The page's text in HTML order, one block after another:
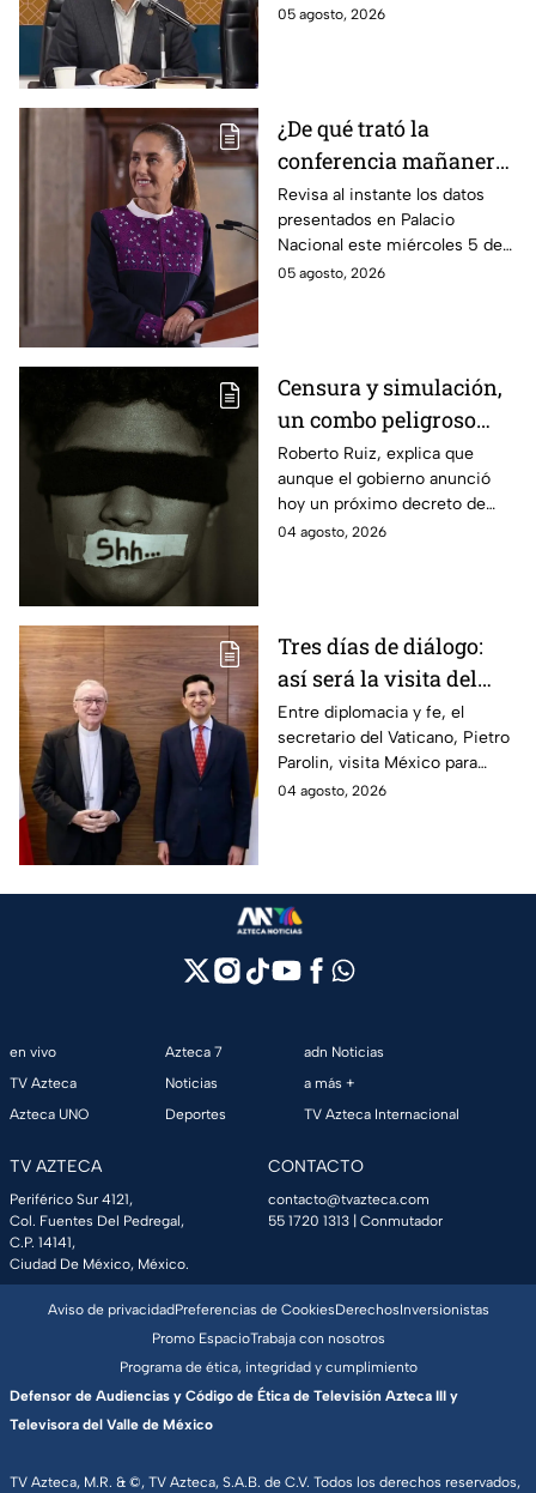
muy rico”, responde Óscar
05 agosto, 2026
¿De qué trató la
conferencia mañanera
este miércoles 5 de
agosto? Resumen EN
VIVO
Revisa al instante los datos
presentados en Palacio
Nacional este miércoles 5 de
agosto. Entérate de los
05 agosto, 2026
Censura y simulación,
un combo peligroso
desde el poder a la
sociedad
Roberto Ruiz, explica que
aunque el gobierno anunció
hoy un próximo decreto de
transparencia, en los hechos
04 agosto, 2026
Tres días de diálogo:
así será la visita del
secretario del Vaticano
a México
Entre diplomacia y fe, el
secretario del Vaticano, Pietro
Parolin, visita México para
reunirse con autoridades y
04 agosto, 2026
en vivo
TV Azteca
Azteca UNO
Azteca 7
Noticias
Deportes
adn Noticias
a más +
TV Azteca Internacional
TV AZTECA
Periférico Sur 4121,
Col. Fuentes Del Pedregal,
C.P. 14141,
Ciudad De México, México.
CONTACTO
contacto@tvazteca.com
55 1720 1313 | Conmutador
TV Azteca, M.R. & ©, TV Azteca, S.A.B. de C.V. Todos los derechos reservados,
Aviso de privacidadPreferencias de CookiesDerechosInversionistas
Promo EspacioTrabaja con nosotros
Programa de ética, integridad y cumplimiento
Defensor de Audiencias y Código de Ética de Televisión Azteca III y
Televisora del Valle de México